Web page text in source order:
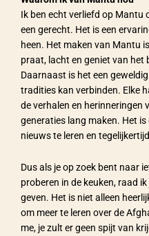
Ik ben echt verliefd op Mantu
een gerecht. Het is een
heen. Het maken van Mantu
praat, lacht en geniet van het
Daarnaast is het een
tradities kan verbinden. Elke
de verhalen en herinneringen
generaties lang maken. Het
nieuws te leren en
Dus als je op zoek bent naar
proberen in de keuken, raad
geven. Het is niet alleen
om meer te leren over de
me, je zult er geen spijt van